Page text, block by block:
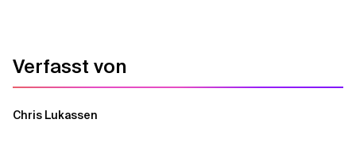
Verfasst von
Chris Lukassen